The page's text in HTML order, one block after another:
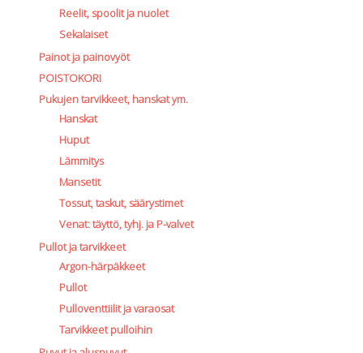
Reelit, spoolit ja nuolet
Sekalaiset
Painot ja painovyöt
POISTOKORI
Pukujen tarvikkeet, hanskat ym.
Hanskat
Huput
Lämmitys
Mansetit
Tossut, taskut, säärystimet
Venat: täyttö, tyhj. ja P-valvet
Pullot ja tarvikkeet
Argon-härpäkkeet
Pullot
Pulloventtiilit ja varaosat
Tarvikkeet pulloihin